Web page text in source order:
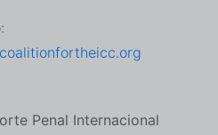
Penal Internacional